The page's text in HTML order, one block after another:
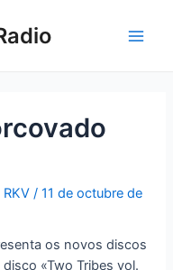
RKV/11 de octubre de
os novos discos
«Two Tribes vol.